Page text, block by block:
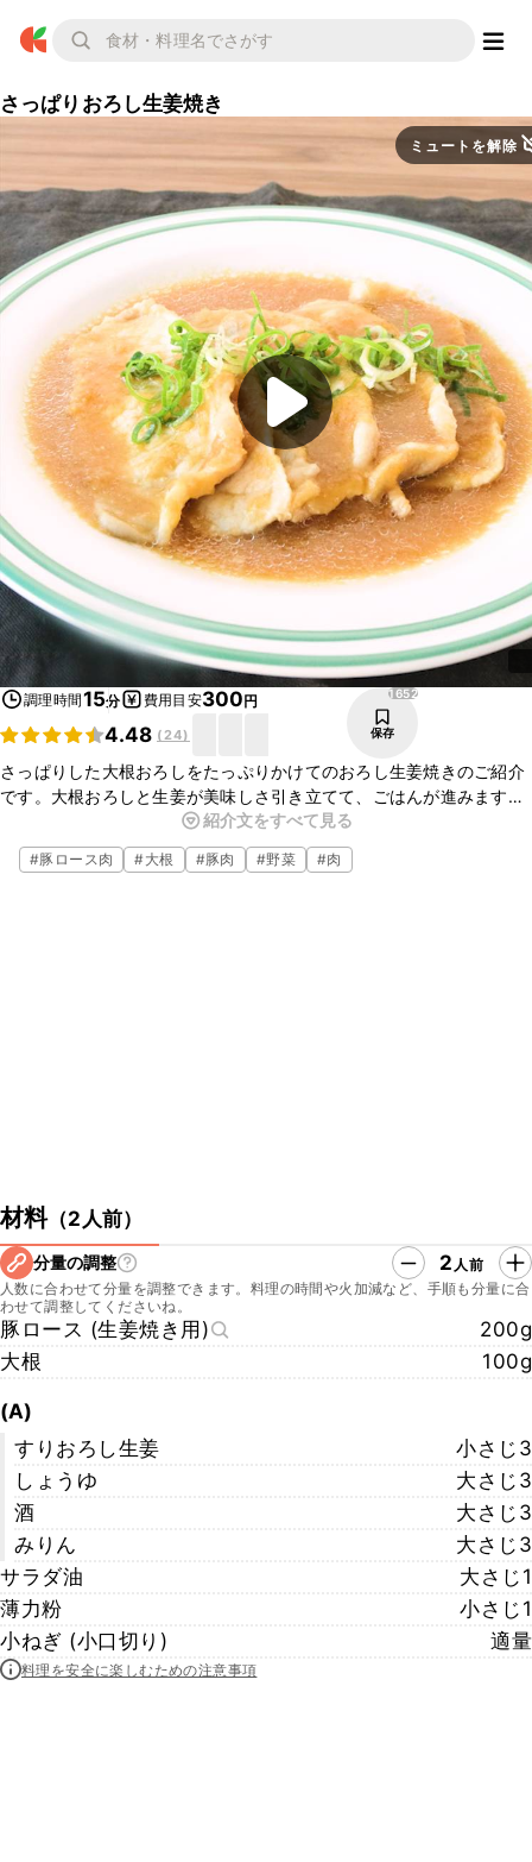
さっぱりおろし生姜焼き
ミュートを解除
調理時間15分 費用目安300円
4.48 (24)
1652
保存
さっぱりした大根おろしをたっぷりかけてのおろし生姜焼きのご紹介
です。大根おろしと生姜が美味しさ引き立てて、ごはんが進みます
よ。いつもとひと味違うしょうが焼きをぜひお試しくださいね。
紹介文をすべて見る
#豚ロース肉 #大根 #豚肉 #野菜 #肉
材料（2人前）
分量の調整 2 人前
人数に合わせて分量を調整できます。料理の時間や火加減など、手順も分量に合
わせて調整してくださいね。
豚ロース (生姜焼き用)
200g
大根
100g
(A)
すりおろし生姜
小さじ3
しょうゆ
大さじ3
酒
大さじ3
みりん
大さじ3
サラダ油
大さじ1
薄力粉
小さじ1
小ねぎ (小口切り)
適量
料理を安全に楽しむための注意事項